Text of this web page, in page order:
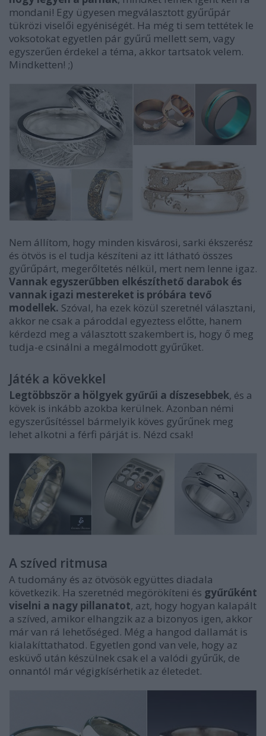
mondani! Egy ügyesen megválasztott gyűrűpár
tükrözi viselői egyéniségét. Ha még ti sem tettétek le
voksotokat egyetlen pár gyűrű mellett sem, vagy
egyszerűen érdekel a téma, akkor tartsatok velem.
Mindketten! ;)
Nem állítom, hogy minden kisvárosi, sarki ékszerész
és ötvös is el tudja készíteni az itt látható összes
gyűrűpárt, megerőltetés nélkül, mert nem lenne igaz.
Vannak egyszerűbben elkészíthető darabok és
vannak igazi mestereket is próbára tevő
modellek. Szóval, ha ezek közül szeretnél választani,
akkor ne csak a pároddal egyeztess előtte, hanem
kérdezd meg a választott szakembert is, hogy ő meg
tudja-e csinálni a megálmodott gyűrűket.
Játék a kövekkel
Legtöbbször a hölgyek gyűrűi a díszesebbek, és a
kövek is inkább azokba kerülnek. Azonban némi
egyszerűsítéssel bármelyik köves gyűrűnek meg
lehet alkotni a férfi párját is. Nézd csak!
A szíved ritmusa
A tudomány és az ötvösök együttes diadala
következik. Ha szeretnéd megörökíteni és gyűrűként
viselni a nagy pillanatot, azt, hogy hogyan kalapált
a szíved, amikor elhangzik az a bizonyos igen, akkor
már van rá lehetőséged. Még a hangod dallamát is
kialakíttathatod. Egyetlen gond van vele, hogy az
esküvő után készülnek csak el a valódi gyűrűk, de
onnantól már végigkísérhetik az életedet.